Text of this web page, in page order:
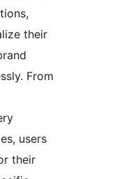
their
From
users
their